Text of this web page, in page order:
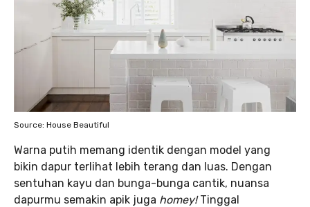
Source: House Beautiful
Warna putih memang identik dengan model yang
bikin dapur terlihat lebih terang dan luas. Dengan
sentuhan kayu dan bunga-bunga cantik, nuansa
dapurmu semakin apik juga homey!Tinggal